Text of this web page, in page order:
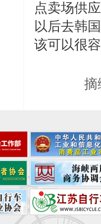
点卖场供
以后去韩
该可以很
摘